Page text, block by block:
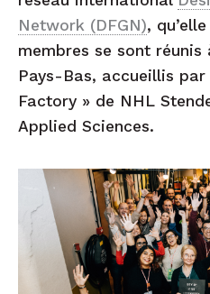
Network (DFGN),
membres se sont réunis
Pays-Bas, accueillis par
Factory » de NHL
Applied Sciences.